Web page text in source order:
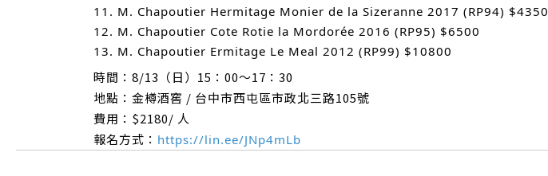
11. M. Chapoutier Hermitage Monier de la Sizeranne 2017 (RP94) $4350
12. M. Chapoutier Cote Rotie la Mordorée 2016 (RP95) $6500
13. M. Chapoutier Ermitage Le Meal 2012 (RP99) $10800
時間：8/13（日）15：00～17：30
地點：金樽酒窖 / 台中市西屯區市政北三路105號
費用：$2180/ 人
報名方式： https://lin.ee/JNp4mLb